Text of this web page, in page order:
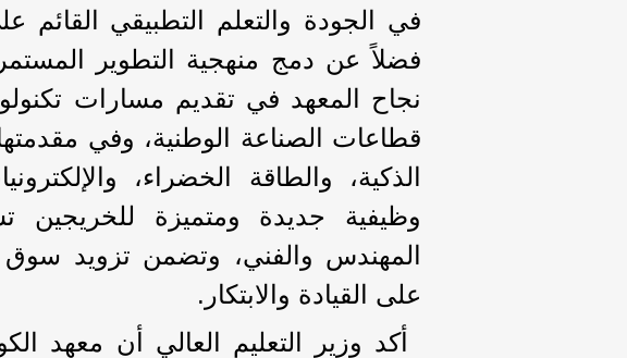
فضلاً عن دمج منهجية التطوير المستمر
نجاح المعهد في تقديم مسارات
قطاعات الصناعة الوطنية، وفي
الذكية، والطاقة الخضراء،
وظيفية جديدة ومتميزة للخريجين
المهندس والفني، وتضمن تزويد سوق
على القيادة والابتكار.
أكد وزير التعليم العالي أن معهد